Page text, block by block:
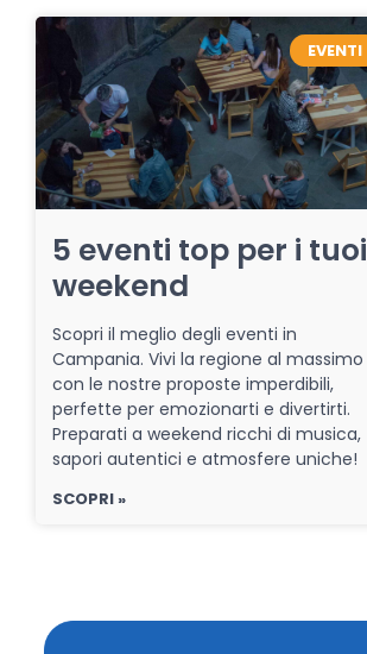
EVENTI
5 eventi top per i tuoi
weekend
Scopri il meglio degli eventi in
Campania. Vivi la regione al massimo
con le nostre proposte imperdibili,
perfette per emozionarti e divertirti.
Preparati a weekend ricchi di musica,
sapori autentici e atmosfere uniche!
SCOPRI »